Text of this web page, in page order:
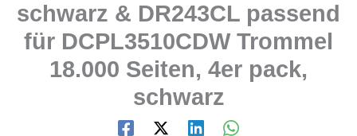
schwarz & DR243CL passend
für DCPL3510CDW Trommel
18.000 Seiten, 4er pack,
schwarz